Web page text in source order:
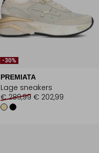
-30%
PREMIATA
Lage sneakers
€ 289,99 € 202,99